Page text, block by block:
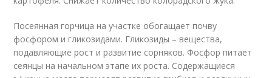
Посеянная горчица на участке обогащает почву
фосфором и гликозидами. Гликозиды – вещества,
подавляющие рост и развитие сорняков. Фосфор питает
сеянцы на начальном этапе их роста. Содержащиеся